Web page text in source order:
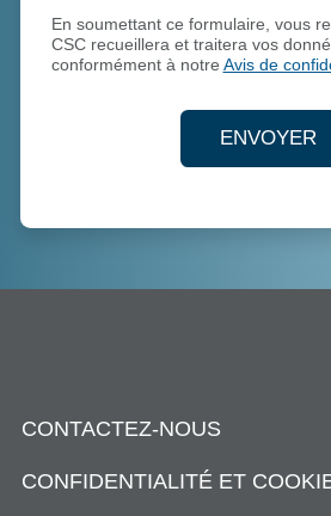
En soumettant ce formulaire, vous
CSC recueillera et traitera vos
conformément à notre Avis de
ENVOYER
CONTACTEZ-NOUS
CONFIDENTIALITÉ ET